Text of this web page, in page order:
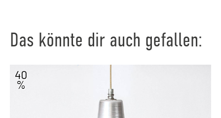
Das könnte dir auch gefallen:
40
%